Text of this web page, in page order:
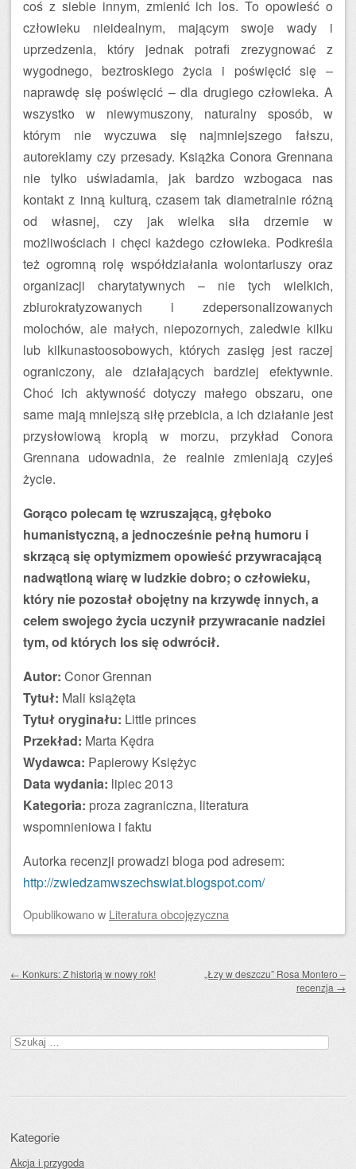
coś z siebie innym, zmienić ich los. To opowieść o
człowieku nieidealnym, mającym swoje wady i
uprzedzenia, który jednak potrafi zrezygnować z
wygodnego, beztroskiego życia i poświęcić się –
naprawdę się poświęcić – dla drugiego człowieka. A
wszystko w niewymuszony, naturalny sposób, w
którym nie wyczuwa się najmniejszego fałszu,
autoreklamy czy przesady. Książka Conora Grennana
nie tylko uświadamia, jak bardzo wzbogaca nas
kontakt z inną kulturą, czasem tak diametralnie różną
od własnej, czy jak wielka siła drzemie w
możliwościach i chęci każdego człowieka. Podkreśla
też ogromną rolę współdziałania wolontariuszy oraz
organizacji charytatywnych – nie tych wielkich,
zbiurokratyzowanych i zdepersonalizowanych
molochów, ale małych, niepozornych, zaledwie kilku
lub kilkunastoosobowych, których zasięg jest raczej
ograniczony, ale działających bardziej efektywnie.
Choć ich aktywność dotyczy małego obszaru, one
same mają mniejszą siłę przebicia, a ich działanie jest
przysłowiową kroplą w morzu, przykład Conora
Grennana udowadnia, że realnie zmieniają czyjeś
życie.
Gorąco polecam tę wzruszającą, głęboko
humanistyczną, a jednocześnie pełną humoru i
skrzącą się optymizmem opowieść przywracającą
nadwątloną wiarę w ludzkie dobro; o człowieku,
który nie pozostał obojętny na krzywdę innych, a
celem swojego życia uczynił przywracanie nadziei
tym, od których los się odwrócił.
Autor: Conor Grennan
Tytuł: Mali książęta
Tytuł oryginału: Little princes
Przekład: Marta Kędra
Wydawca: Papierowy Księżyc
Data wydania: lipiec 2013
Kategoria: proza zagraniczna, literatura
wspomnieniowa i faktu
Autorka recenzji prowadzi bloga pod adresem:
http://zwiedzamwszechswiat.blogspot.com/
Opublikowanow Literatura obcojęzyczna
← Konkurs: Z historią w nowy rok!
„Łzy w deszczu” Rosa Montero –
recenzja →
Szukaj:
Kategorie
Akcja i przygoda